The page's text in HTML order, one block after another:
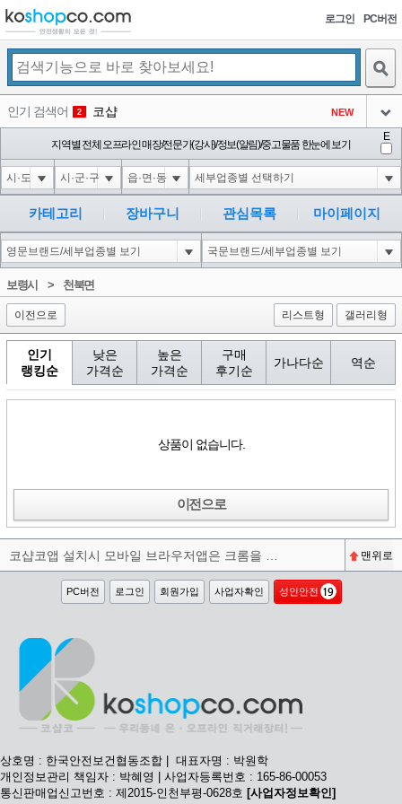
로그인 PC버전
인기 검색어 2 코샵 NEW
3 익스
아이콘
4 미끄럼방지
아이콘
5 대성설렁탕
아이콘
-16
6 1'"
아이콘
0
1
지역별 전체 오프라인 매장/전문가(강사)/정보(알림)/중고물품 한눈에 보기
E
카테고리 장바구니 관심목록 마이페이지
보령시 > 천북면
이전으로 리스트형 갤러리형
인기
랭킹순
낮은
가격순
높은
가격순
구매
후기순
가나다순 역순
상품이 없습니다.
이전으로
맨위로
PC버전 로그인 회원가입 사업자확인 성인안전
상호명 : 한국안전보건협동조합 | 대표자명 : 박원학
개인정보관리 책임자 : 박혜영 | 사업자등록번호 : 165-86-00053
통신판매업신고번호 : 제2015-인천부평-0628호 [사업자정보확인]